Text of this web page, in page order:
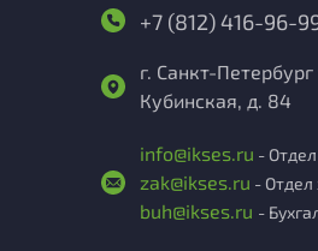
+7 (812) 416-96-
г. Санкт-
Кубинская, д. 84
info@ikses.ru -
zak@ikses.ru - Отдел
buh@ikses.ru -